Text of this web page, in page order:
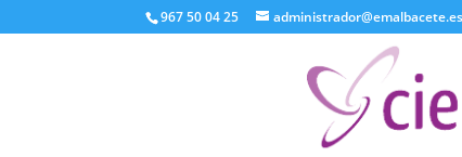
967 50 04 25 administrador@emalbacete.es